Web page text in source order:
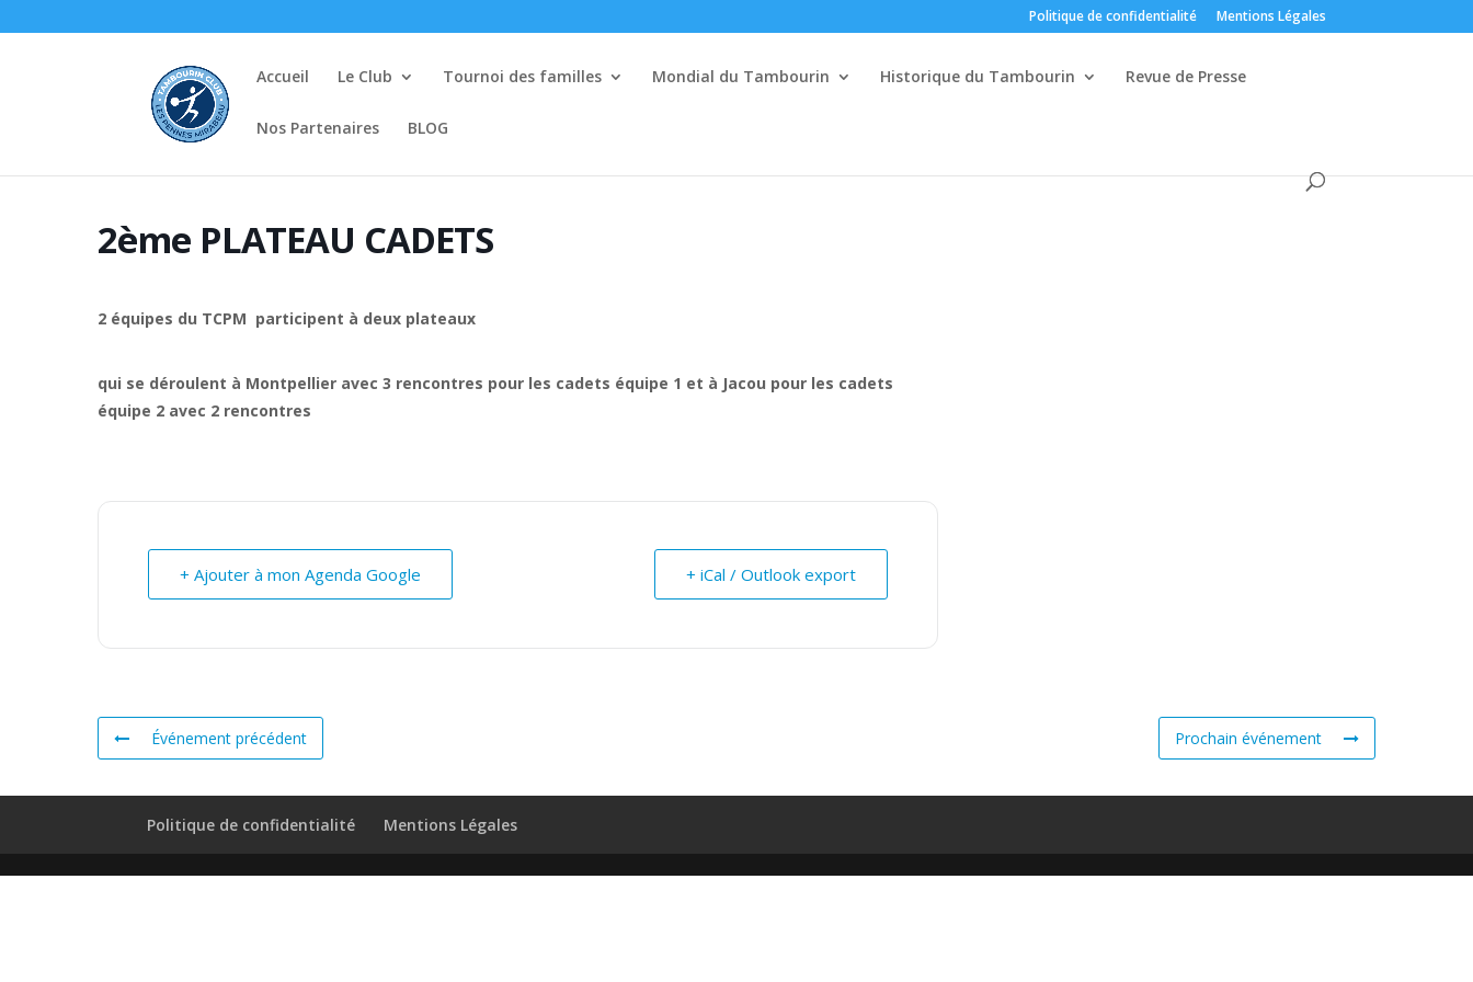
Politique de confidentialité Mentions Légales
Accueil Le Club Tournoi des familles Mondial du Tambourin Historique du Tambourin Revue de Presse
Nos Partenaires BLOG
2ème PLATEAU CADETS
2 équipes du TCPM participent à deux plateaux
qui se déroulent à Montpellier avec 3 rencontres pour les cadets équipe 1 et à Jacou pour les cadets
équipe 2 avec 2 rencontres
+ Ajouter à mon Agenda Google + iCal / Outlook export
Événement précédent Prochain événement
Politique de confidentialité Mentions Légales